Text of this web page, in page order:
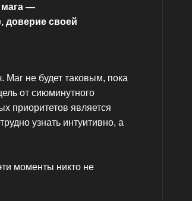
—
доверие своей
Маг не будет таковым, пока
от сиюминутного
приоритетов является
узнать интуитивно, а
моменты никто не